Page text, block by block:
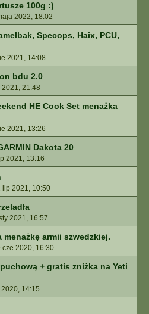
100g :)
2022, 18:02
Specops, Haix, PCU,
2021, 14:08
bdu 2.0
2021, 21:48
HE Cook Set menażka
2021, 13:26
Dakota 20
2021, 13:16
lip 2021, 10:50
2021, 16:57
armii szwedzkiej.
cze 2020, 16:30
+ gratis zniżka na Yeti
14:15